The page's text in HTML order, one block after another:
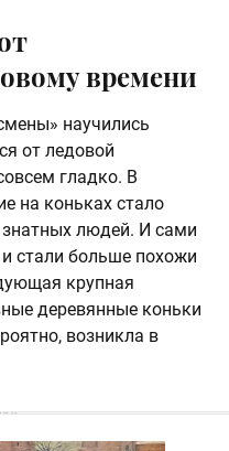
времени
научились
от ледовой
гладко. В
на коньках стало
людей. И сами
стали больше похожи
крупная
деревянные коньки
возникла в